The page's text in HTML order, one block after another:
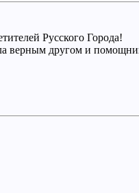
Русского Города!
верным другом и